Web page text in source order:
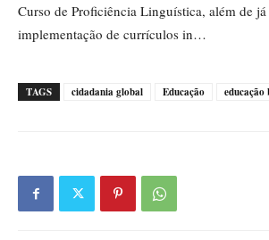
Curso de Proficiência Linguística, além de
implementação de currículos in…
TAGS cidadania global Educação educação